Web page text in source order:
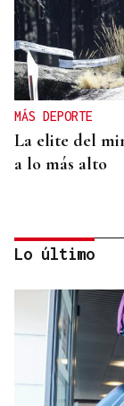
MÁS DEPORTE
La elite del
a lo más alto
Lo último